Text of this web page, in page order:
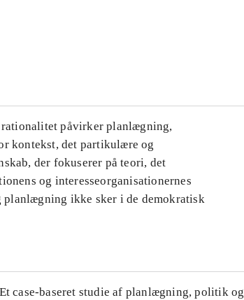
påvirker planlægning,
kontekst, det partikulære og
der fokuserer på teori, det
og interesseorganisationernes
ikke sker i de demokratisk
case-baseret studie af planlægning, politik og